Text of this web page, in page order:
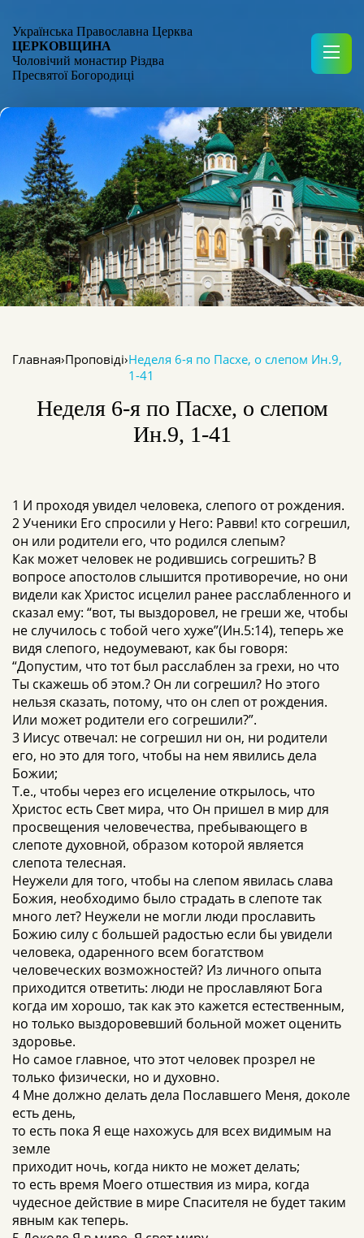
Українська Православна Церква
ЦЕРКОВЩИНА
Чоловічий монастир Різдва
Пресвятої Богородиці
Главная›Проповіді›Неделя 6-я по Пасхе, о слепом Ин.9,
1-41
Неделя 6-я по Пасхе, о слепом
Ин.9, 1-41
1 И проходя увидел человека, слепого от рождения.
2 Ученики Его спросили у Него: Равви! кто согрешил,
он или родители его, что родился слепым?
Как может человек не родившись согрешить? В
вопросе апостолов слышится противоречие, но они
видели как Христос исцелил ранее расслабленного и
сказал ему: “вот, ты выздоровел, не греши же, чтобы
не случилось с тобой чего хуже”(Ин.5:14), теперь же
видя слепого, недоумевают, как бы говоря:
“Допустим, что тот был расслаблен за грехи, но что
Ты скажешь об этом.? Он ли согрешил? Но этого
нельзя сказать, потому, что он слеп от рождения.
Или может родители его согрешили?”.
3 Иисус отвечал: не согрешил ни он, ни родители
его, но это для того, чтобы на нем явились дела
Божии;
Т.е., чтобы через его исцеление открылось, что
Христос есть Свет мира, что Он пришел в мир для
просвещения человечества, пребывающего в
слепоте духовной, образом которой является
слепота телесная.
Неужели для того, чтобы на слепом явилась слава
Божия, необходимо было страдать в слепоте так
много лет? Неужели не могли люди прославить
Божию силу с большей радостью если бы увидели
человека, одаренного всем богатством
человеческих возможностей? Из личного опыта
приходится ответить: люди не прославляют Бога
когда им хорошо, так как это кажется естественным,
но только выздоровевший больной может оценить
здоровье.
Но самое главное, что этот человек прозрел не
только физически, но и духовно.
4 Мне должно делать дела Пославшего Меня, доколе
есть день,
то есть пока Я еще нахожусь для всех видимым на
земле
приходит ночь, когда никто не может делать;
то есть время Моего отшествия из мира, когда
чудесное действие в мире Спасителя не будет таким
явным как теперь.